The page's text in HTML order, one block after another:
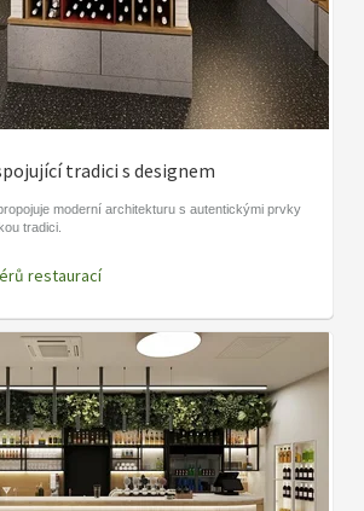
tradici s designem
moderní architekturu s autentickými prvky
tradici.
restaurací